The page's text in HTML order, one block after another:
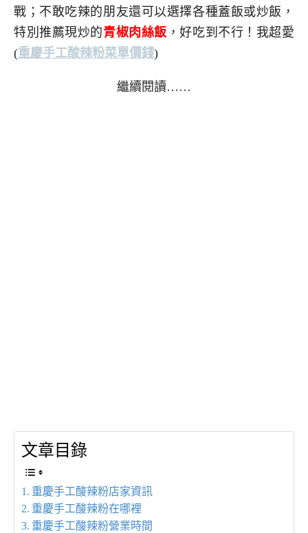
戰；不敢吃辣的朋友還可以選擇各種蓋飯或炒飯，
特別推薦現炒的青椒肉絲飯 ，好吃到不行！我超愛
(重慶手工酸辣粉菜單價錢)
繼續閱讀……
文章目錄
重慶手工酸辣粉店家資訊
重慶手工酸辣粉在哪裡
重慶手工酸辣粉營業時間